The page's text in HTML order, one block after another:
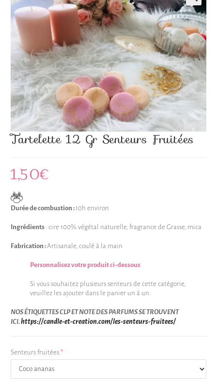
🔍
Tartelette 12 Gr Senteurs Fruitées
1,50€
Durée de combustion :10h environ
Ingrédients : cire 100% végétal naturelle, fragrance de Grasse, mica
Fabrication :Artisanale, coulé à la main
Personnalisez votre produit ci-dessous
Si vous souhaitez plusieurs senteurs de cette catégorie,
veuillez les ajouter dans le panier un à un.
NOS ÉTIQUETTES CLP ET NOTE DES PARFUMS SE TROUVENT
ICI.https://candle-et-creation.com/les-senteurs-fruitees/
Senteurs fruitées *